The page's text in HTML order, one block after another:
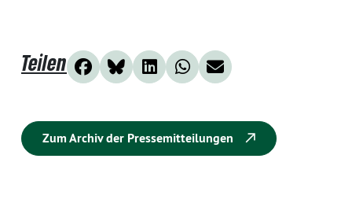
Teilen
Zum Archiv der Pressemitteilungen